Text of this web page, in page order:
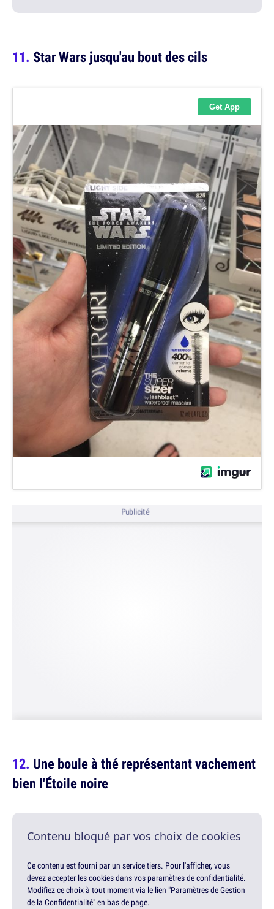
Star Wars jusqu'au bout des cils
Publicité
Une boule à thé représentant vachement
bien l'Étoile noire
Contenu bloqué par vos choix de cookies
Ce contenu est fourni par un service tiers. Pour l'afficher, vous
devez accepter les cookies dans vos paramètres de confidentialité.
Modifiez ce choix à tout moment via le lien "Paramètres de Gestion
de la Confidentialité" en bas de page.